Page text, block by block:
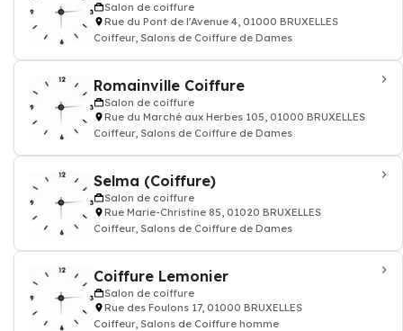
Salon de coiffure
Rue du Pont de l'Avenue 4, 01000 BRUXELLES
Coiffeur, Salons de Coiffure de Dames
Romainville Coiffure
Salon de coiffure
Rue du Marché aux Herbes 105, 01000 BRUXELLES
Coiffeur, Salons de Coiffure de Dames
Selma (Coiffure)
Salon de coiffure
Rue Marie-Christine 85, 01020 BRUXELLES
Coiffeur, Salons de Coiffure de Dames
Coiffure Lemonier
Salon de coiffure
Rue des Foulons 17, 01000 BRUXELLES
Coiffeur, Salons de Coiffure homme